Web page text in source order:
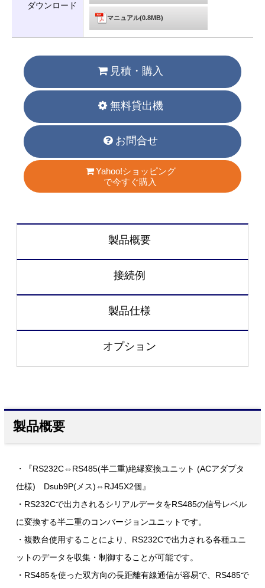
ダウンロード
マニュアル(0.8MB)
見積・購入
無料貸出機
お問合せ
Yahoo!ショッピング
で今すぐ購入
製品概要
接続例
製品仕様
オプション
製品概要
・『RS232C⇔RS485(半二重)絶縁変換ユニット (ACアダプタ
仕様) Dsub9P(メス)⇔RJ45X2個』
・RS232Cで出力されるシリアルデータをRS485の信号レベル
に変換する半二重のコンバージョンユニットです。
・複数台使用することにより、RS232Cで出力される各種ユニ
ットのデータを収集・制御することが可能です。
・RS485を使った双方向の長距離有線通信が容易で、RS485で